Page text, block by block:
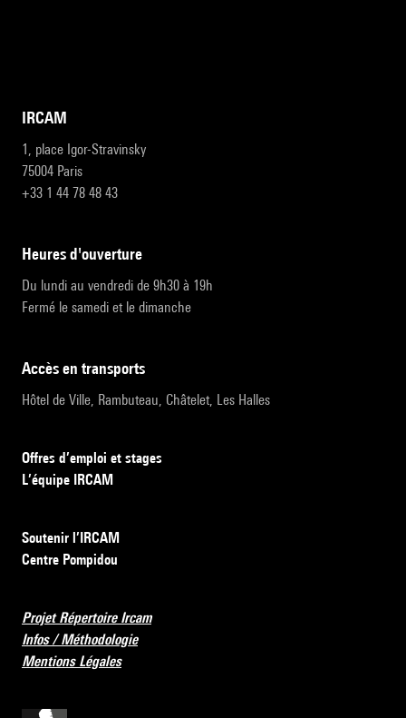
IRCAM
1, place Igor-Stravinsky
75004 Paris
+33 1 44 78 48 43
heures d'ouverture
Du lundi au vendredi de 9h30 à 19h
Fermé le samedi et le dimanche
accès en transports
Hôtel de Ville, Rambuteau, Châtelet, Les Halles
Offres d’emploi et stages
L’équipe IRCAM
Soutenir l’IRCAM
Centre Pompidou
Projet Répertoire Ircam
Infos / Méthodologie
Mentions Légales